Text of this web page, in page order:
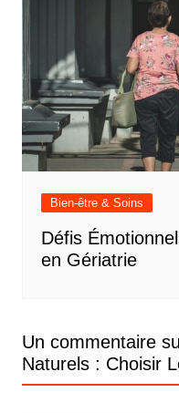
Bien-être & Soins
Défis
en Gériatrie
Un commentaire
Naturels : Choisir